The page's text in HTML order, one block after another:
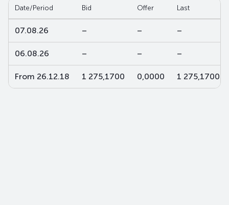
Date/Period Bid Offer Last
07.08.26 – – –
06.08.26 – – –
From 26.12.18 1 275,1700 0,0000 1 275,1700